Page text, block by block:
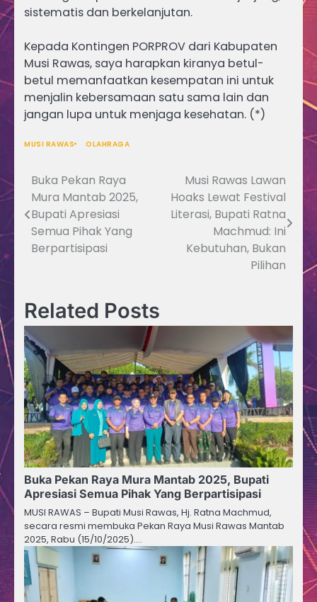
sistematis dan berkelanjutan.
Kepada Kontingen PORPROV dari Kabupaten
Musi Rawas, saya harapkan kiranya betul-
betul memanfaatkan kesempatan ini untuk
menjalin kebersamaan satu sama lain dan
jangan lupa untuk menjaga kesehatan. (*)
MUSI RAWAS OLAHRAGA
Navigasi
pos
Buka Pekan Raya
Mura Mantab 2025,
Bupati Apresiasi
Semua Pihak Yang
Berpartisipasi
Musi Rawas Lawan
Hoaks Lewat Festival
Literasi, Bupati Ratna
Machmud: Ini
Kebutuhan, Bukan
Pilihan
Related Posts
Buka Pekan Raya Mura Mantab 2025, Bupati
Apresiasi Semua Pihak Yang Berpartisipasi
MUSI RAWAS – Bupati Musi Rawas, Hj. Ratna Machmud,
secara resmi membuka Pekan Raya Musi Rawas Mantab
2025, Rabu (15/10/2025).…